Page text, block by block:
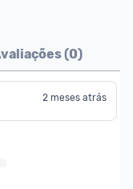
(0)
2 meses atrás